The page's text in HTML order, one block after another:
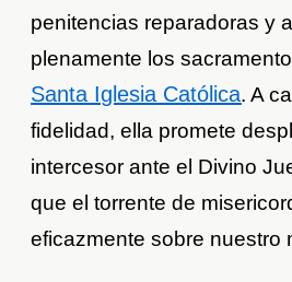
penitencias reparadoras y
plenamente los
Santa Iglesia Católica. A
fidelidad, ella promete
intercesor ante el Divino
que el torrente de
eficazmente sobre nuestro